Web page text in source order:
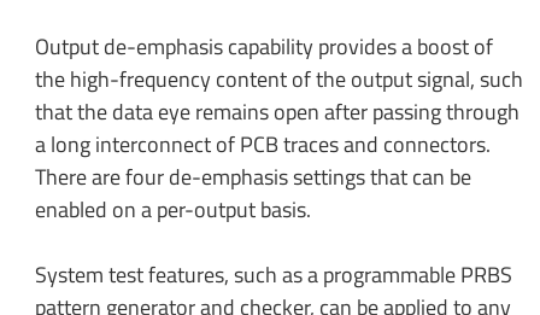
Output de-emphasis capability provides a boost of
the high-frequency content of the output signal, such
that the data eye remains open after passing through
a long interconnect of PCB traces and connectors.
There are four de-emphasis settings that can be
enabled on a per-output basis.
System test features, such as a programmable PRBS
pattern generator and checker, can be applied to any